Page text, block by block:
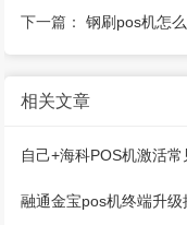
下一篇：钢刷pos机怎
相关文章
自己+海科POS机激活常
融通金宝pos机终端升级